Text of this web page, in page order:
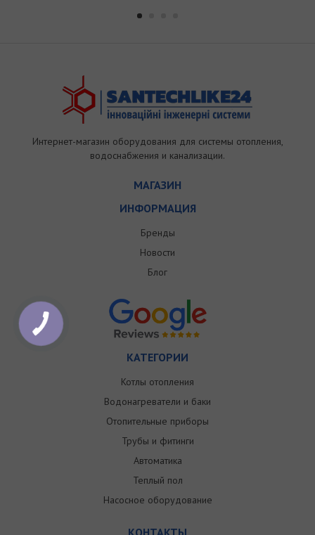
Интернет-магазин оборудования для системы отопления,
водоснабжения и канализации.
МАГАЗИН
ИНФОРМАЦИЯ
Бренды
Новости
Блог
КАТЕГОРИИ
Котлы отопления
Водонагреватели и баки
Отопительные приборы
Трубы и фитинги
Автоматика
Теплый пол
Насосное оборудование
КОНТАКТЫ